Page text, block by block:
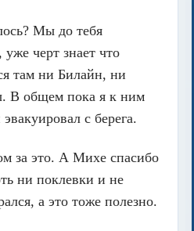
Мы до тебя
уже черт знает что
там ни Билайн, ни
В общем пока я к ним
с берега.
за это. А Михе спасибо
ни поклевки и не
а это тоже полезно.